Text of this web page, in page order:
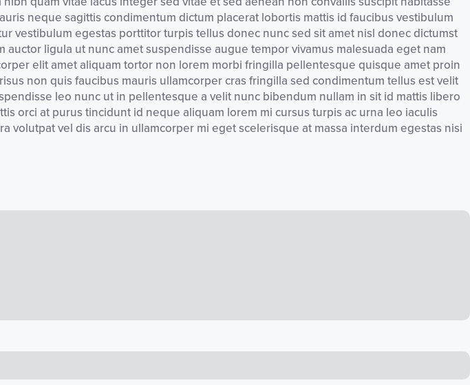
neque sagittis condimentum dictum placerat lobortis mattis id faucibus vestibulum
vestibulum egestas porttitor turpis tellus donec nunc sed sit amet nisl donec dictumst
ligula ut nunc amet suspendisse augue tempor vivamus malesuada eget nam
elit amet aliquam tortor non lorem morbi fringilla pellentesque quisque amet proin
non quis faucibus mauris ullamcorper cras fringilla sed condimentum tellus est velit
leo nunc ut in pellentesque a velit nunc bibendum nullam in sit id mattis libero
orci at purus tincidunt id neque aliquam lorem mi cursus turpis ac urna leo iaculis
vel dis arcu in ullamcorper mi eget scelerisque at massa interdum egestas nisi